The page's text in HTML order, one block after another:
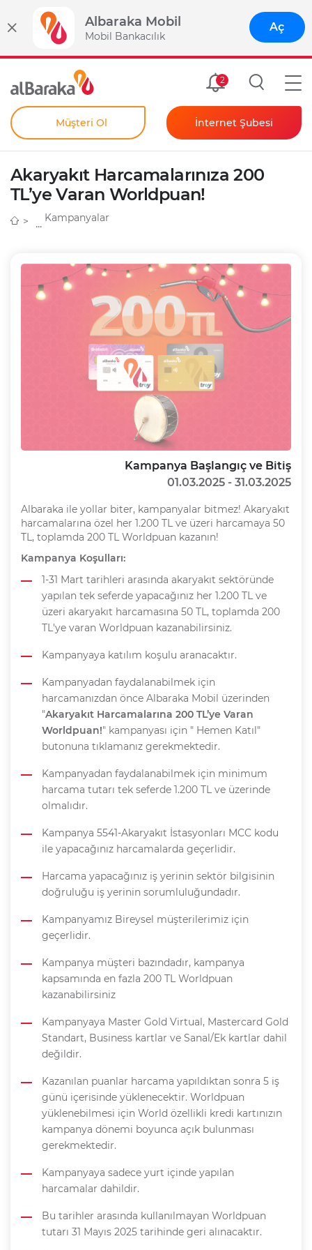
Albaraka Mobil
Mobil Bankacılık
Aç
Size Özel
2
Müşteri Ol
Kendim İçin
Şahıs Firmam İçin
İnternet Şubesi
Bireysel
Kurumsal
Akaryakıt Harcamalarınıza 200
TL’ye Varan Worldpuan!
Kampanyalar
Kampanya Başlangıç ve Bitiş
01.03.2025 - 31.03.2025
Albaraka ile yollar biter, kampanyalar bitmez! Akaryakıt
harcamalarına özel her 1.200 TL ve üzeri harcamaya 50
TL, toplamda 200 TL Worldpuan kazanın!
Kampanya Koşulları:
1-31 Mart tarihleri arasında akaryakıt sektöründe
yapılan tek seferde yapacağınız her 1.200 TL ve
üzeri akaryakıt harcamasına 50 TL, toplamda 200
TL'ye varan Worldpuan kazanabilirsiniz.
Kampanyaya katılım koşulu aranacaktır.
Kampanyadan faydalanabilmek için
harcamanızdan önce Albaraka Mobil üzerinden
"Akaryakıt Harcamalarına 200 TL’ye Varan
Worldpuan!" kampanyası için " Hemen Katıl"
butonuna tıklamanız gerekmektedir.
Kampanyadan faydalanabilmek için minimum
harcama tutarı tek seferde 1.200 TL ve üzerinde
olmalıdır.
Kampanya 5541-Akaryakıt İstasyonları MCC kodu
ile yapacağınız harcamalarda geçerlidir.
Harcama yapacağınız iş yerinin sektör bilgisinin
doğruluğu iş yerinin sorumluluğundadır.
Kampanyamız Bireysel müşterilerimiz için
geçerlidir.
Kampanya müşteri bazındadır, kampanya
kapsamında en fazla 200 TL Worldpuan
kazanabilirsiniz
Kampanyaya Master Gold Virtual, Mastercard Gold
Standart, Business kartlar ve Sanal/Ek kartlar dahil
değildir.
Kazanılan puanlar harcama yapıldıktan sonra 5 iş
günü içerisinde yüklenecektir. Worldpuan
yüklenebilmesi için World özellikli kredi kartınızın
kampanya dönemi boyunca açık bulunması
gerekmektedir.
Kampanyaya sadece yurt içinde yapılan
harcamalar dahildir.
Bu tarihler arasında kullanılmayan Worldpuan
tutarı 31 Mayıs 2025 tarihinde geri alınacaktır.